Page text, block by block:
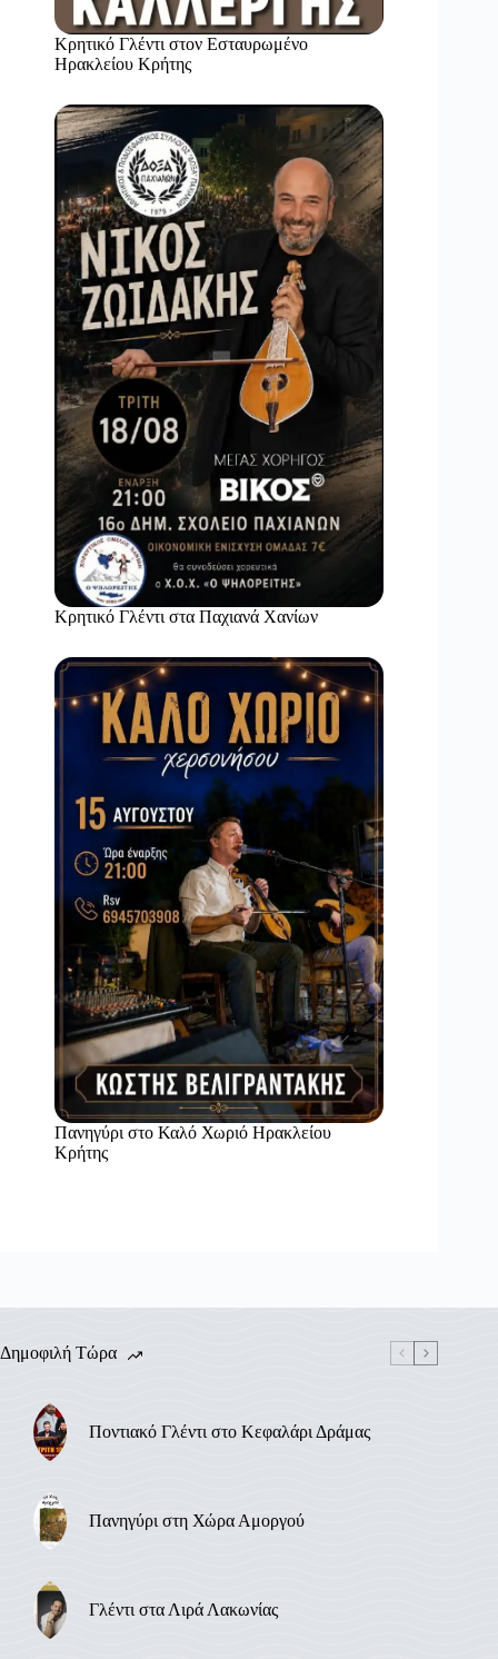
Κρητικό Γλέντι στον Εσταυρωμένο
Ηρακλείου Κρήτης
Κρητικό Γλέντι στα Παχιανά Χανίων
Πανηγύρι στο Καλό Χωριό Ηρακλείου
Κρήτης
Δημοφιλή Τώρα
Ποντιακό Γλέντι στο Κεφαλάρι Δράμας
Πανηγύρι στη Χώρα Αμοργού
Γλέντι στα Λιρά Λακωνίας